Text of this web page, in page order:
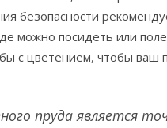
безопасности
можно посидеть или
с цветением, чтобы ваш
пруда является